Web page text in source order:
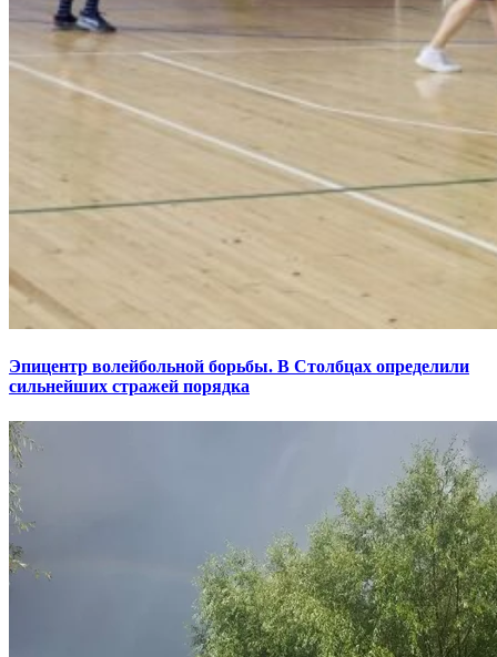
Эпицентр волейбольной борьбы. В Столбцах определили
сильнейших стражей порядка